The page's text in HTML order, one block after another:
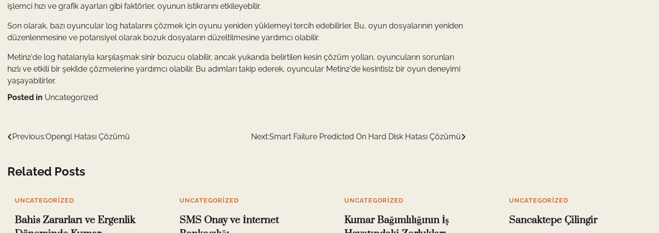
işlemci hızı ve grafik ayarları gibi faktörler, oyunun istikrarını etkileyebilir.
Son olarak, bazı oyuncular log hatalarını çözmek için oyunu yeniden yüklemeyi tercih edebilirler. Bu, oyun dosyalarının yeniden
düzenlenmesine ve potansiyel olarak bozuk dosyaların düzeltilmesine yardımcı olabilir.
Metin2'de log hatalarıyla karşılaşmak sinir bozucu olabilir, ancak yukarıda belirtilen kesin çözüm yolları, oyuncuların sorunları
hızlı ve etkili bir şekilde çözmelerine yardımcı olabilir. Bu adımları takip ederek, oyuncular Metin2'de kesintisiz bir oyun deneyimi
yaşayabilirler.
Posted in Uncategorized
Yazı
Previous:Opengl Hatası Çözümü Next:Smart Failure Predicted On Hard Disk Hatası Çözümü
Related Posts
UNCATEGORIZED
Bahis Zararları ve Ergenlik
UNCATEGORIZED
SMS Onay ve İnternet
UNCATEGORIZED
Kumar Bağımlılığının İş
UNCATEGORIZED
Sancaktepe Çilingir